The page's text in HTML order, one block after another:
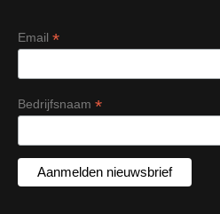
Email *
Bedrijfsnaam *